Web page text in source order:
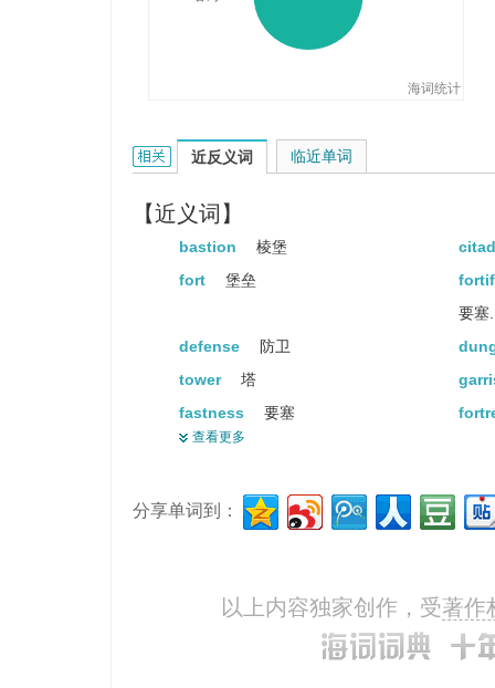
海词统计
stronghold的相关资料：
近反义词
【近义词】
bastion 棱堡
fort
堡垒
要塞
defense
防卫
tower
塔
fastness
要塞
refuge
查看更多
临近单词
分享单词到：
以上内容独家创作，受著作